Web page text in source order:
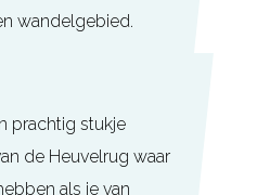
wandelgebied.
prachtig stukje
de Heuvelrug waar
als je van